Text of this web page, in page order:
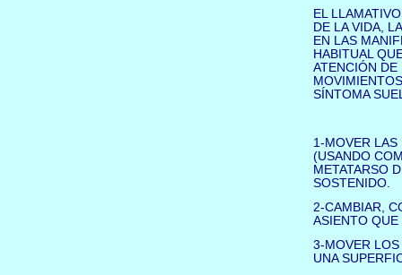
EL
DE LA VIDA,
EN LAS
HABITUAL
ATENCIÓN DE
SÍNTOMA
1-MOVER LAS
(USANDO
METATARSO
SOSTENIDO.
2-CAMBIAR,
ASIENTO QUE
3-MOVER
UNA